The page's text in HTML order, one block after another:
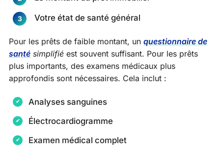
Votre état de santé général
Pour les prêts de faible montant, un questionnaire de
santé simplifié est souvent suffisant. Pour les prêts
plus importants, des examens médicaux plus
approfondis sont nécessaires. Cela inclut :
Analyses sanguines
Électrocardiogramme
Examen médical complet